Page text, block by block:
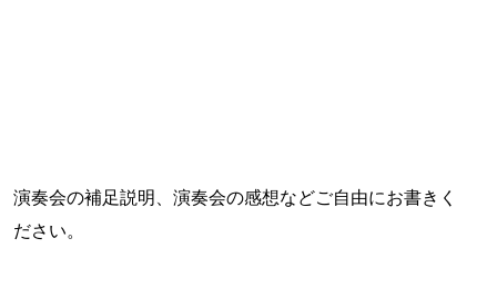
演奏会の補足説明、演奏会の感想などご自由にお書きく
ださい。